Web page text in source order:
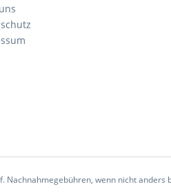
Nachnahmegebühren, wenn nicht anders